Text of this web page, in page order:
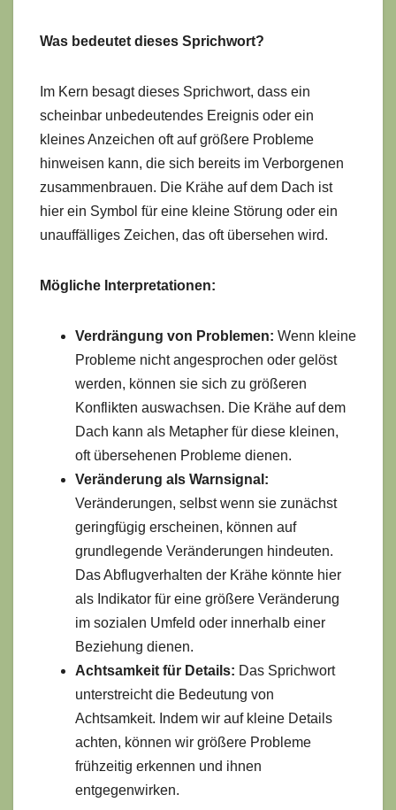
Was bedeutet dieses Sprichwort?
Im Kern besagt dieses Sprichwort, dass ein
scheinbar unbedeutendes Ereignis oder ein
kleines Anzeichen oft auf größere Probleme
hinweisen kann, die sich bereits im Verborgenen
zusammenbrauen. Die Krähe auf dem Dach ist
hier ein Symbol für eine kleine Störung oder ein
unauffälliges Zeichen, das oft übersehen wird.
Mögliche Interpretationen:
Verdrängung von Problemen: Wenn kleine
Probleme nicht angesprochen oder gelöst
werden, können sie sich zu größeren
Konflikten auswachsen. Die Krähe auf dem
Dach kann als Metapher für diese kleinen,
oft übersehenen Probleme dienen.
Veränderung als Warnsignal:
Veränderungen, selbst wenn sie zunächst
geringfügig erscheinen, können auf
grundlegende Veränderungen hindeuten.
Das Abflugverhalten der Krähe könnte hier
als Indikator für eine größere Veränderung
im sozialen Umfeld oder innerhalb einer
Beziehung dienen.
Achtsamkeit für Details: Das Sprichwort
unterstreicht die Bedeutung von
Achtsamkeit. Indem wir auf kleine Details
achten, können wir größere Probleme
frühzeitig erkennen und ihnen
entgegenwirken.